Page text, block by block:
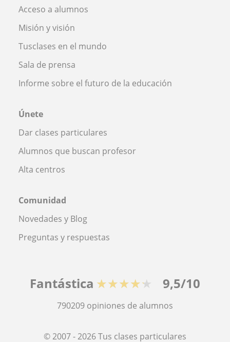
Acceso a alumnos
Misión y visión
Tusclases en el mundo
Sala de prensa
Informe sobre el futuro de la educación
Únete
Dar clases particulares
Alumnos que buscan profesor
Alta centros
Comunidad
Novedades y Blog
Preguntas y respuestas
Fantástica ★★★★★ 9,5/10
790209 opiniones de alumnos
© 2007 - 2026 Tus clases particulares